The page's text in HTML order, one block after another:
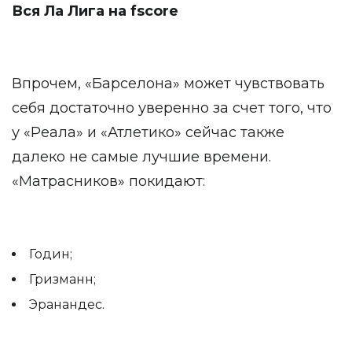
Вся Ла Лига на fscore
Впрочем, «Барселона» может чувствовать
себя достаточно уверенно за счет того, что
у «Реала» и «Атлетико» сейчас также
далеко не самые лучшие времени.
«Матрасников» покидают:
Годин;
Гризманн;
Эранандес.